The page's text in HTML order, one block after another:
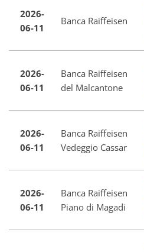
2026-
06-11
Banca Raiffeisen
2026-
06-11
Banca Raiffeisen
del Malcantone
2026-
06-11
Banca Raiffeisen
Vedeggio Cassar
2026-
06-11
Banca Raiffeisen
Piano di Magadi